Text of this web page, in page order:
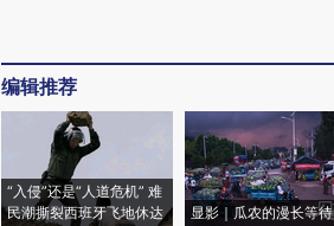
编辑推荐
“入侵”还是“人道危机” 难
民潮撕裂西班牙飞地休达
显影｜瓜农的漫长等待